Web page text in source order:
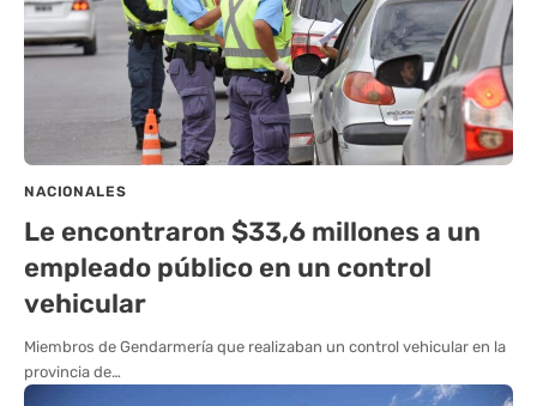
NACIONALES
Le encontraron $33,6 millones a un
empleado público en un control
vehicular
Miembros de Gendarmería que realizaban un control vehicular en la
provincia de…